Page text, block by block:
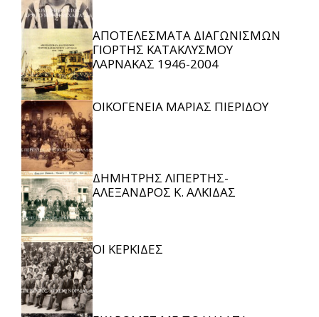
ΑΠΟΤΕΛΕΣΜΑΤΑ ΔΙΑΓΩΝΙΣΜΩΝ
ΓΙΟΡΤΗΣ ΚΑΤΑΚΛΥΣΜΟΥ
ΛΑΡΝΑΚΑΣ 1946-2004
ΟΙΚΟΓΕΝΕΙΑ ΜΑΡΙΑΣ ΠΙΕΡΙΔΟΥ
ΔΗΜΗΤΡΗΣ ΛΙΠΕΡΤΗΣ-
ΑΛΕΞΑΝΔΡΟΣ Κ. ΑΛΚΙΔΑΣ
ΟΙ ΚΕΡΚΙΔΕΣ